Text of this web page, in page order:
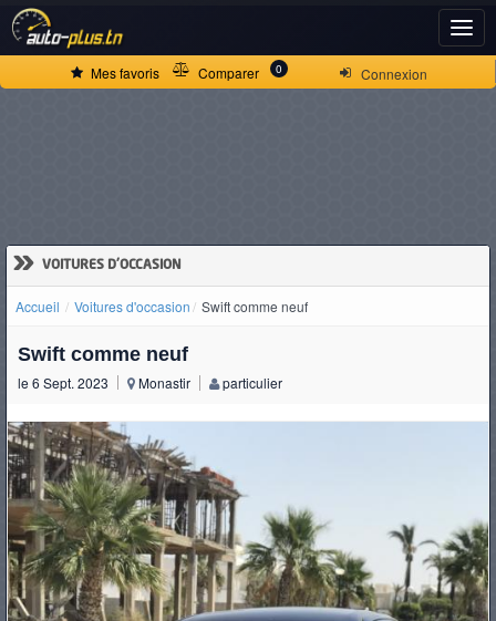
Connexion
Mes favoris Comparer 0
» VOITURES D'OCCASION
Accueil Voitures d'occasion Swift comme neuf
Swift comme neuf
le 6 Sept. 2023 Monastir particulier
ACCUEIL
D'OCCASION
CAMIONS
PNEUS